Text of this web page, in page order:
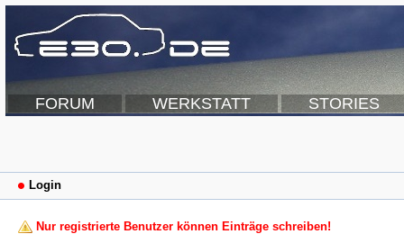
FORUM WERKSTATT STORIES
Login
Nur registrierte Benutzer können Einträge schreiben!